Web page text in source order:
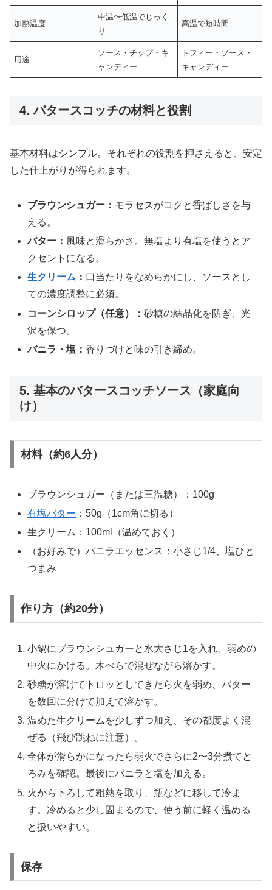
加熱温度
中温〜低温でじっく
り
高温で短時間
用途
ソース・チップ・キ
ャンディー
トフィー・ソース・
キャンディー
4. バタースコッチの材料と役割
基本材料はシンプル。それぞれの役割を押さえると、安定
した仕上がりが得られます。
ブラウンシュガー： モラセスがコクと香ばしさを与
える。
バター： 風味と滑らかさ。無塩より有塩を使うとア
クセントになる。
生クリーム ： 口当たりをなめらかにし、ソースとし
ての濃度調整に必須。
コーンシロップ（任意）：砂糖の結晶化を防ぎ、光
沢を保つ。
バニラ・塩：香りづけと味の引き締め。
5. 基本のバタースコッチソース（家庭向
け）
材料（約6人分）
ブラウンシュガー（または三温糖）：100g
有塩バター ：50g（1cm角に切る）
生クリーム：100ml（温めておく）
（お好みで）バニラエッセンス：小さじ1/4、塩ひと
つまみ
作り方（約20分）
小鍋にブラウンシュガーと水大さじ1を入れ、弱めの
中火にかける。木べらで混ぜながら溶かす。
砂糖が溶けてトロッとしてきたら火を弱め、バター
を数回に分けて加えて溶かす。
温めた生クリームを少しずつ加え、その都度よく混
ぜる（飛び跳ねに注意）。
全体が滑らかになったら弱火でさらに2〜3分煮てと
ろみを確認。最後にバニラと塩を加える。
火から下ろして粗熱を取り、瓶などに移して冷ま
す。冷めると少し固まるので、使う前に軽く温める
と扱いやすい。
保存